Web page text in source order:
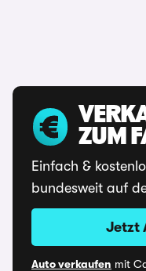
ZUM
Einfach &
bundesweit auf
Jetzt
Auto verkaufen mit